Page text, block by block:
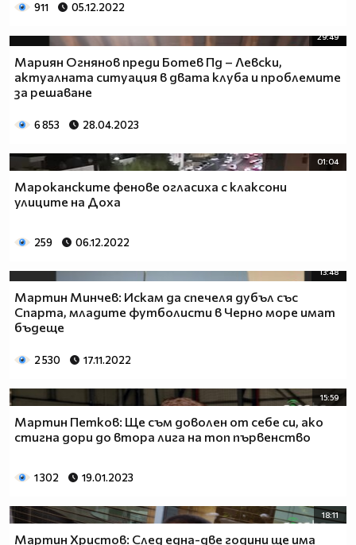
911 05.12.2022
29:49
Мариян Огнянов преди Ботев Пд – Левски,
актуалната ситуация в двата клуба и проблемите
за решаване
6 853 28.04.2023
01:04
Мароканските фенове огласиха с клаксони
улиците на Доха
259 06.12.2022
13:48
Мартин Минчев: Искам да спечеля дубъл със
Спарта, младите футболисти в Черно море имат
бъдеще
2 530 17.11.2022
15:59
Мартин Петков: Ще съм доволен от себе си, ако
стигна дори до втора лига на топ първенство
1 302 19.01.2023
18:11
Мартин Христов: След една-две години ще има